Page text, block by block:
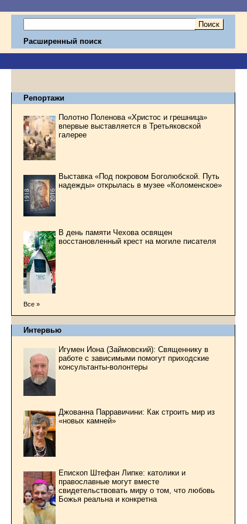
Расширенный поиск
Репортажи
Полотно Поленова «Христос и грешница»
впервые выставляется в Третьяковской
галерее
Выставка «Под покровом Боголюбской. Путь
надежды» открылась в музее «Коломенское»
В день памяти Чехова освящен
восстановленный крест на могиле писателя
Все »
Интервью
Игумен Иона (Займовский): Священнику в
работе с зависимыми помогут приходские
консультанты-волонтеры
Джованна Парравичини: Как строить мир из
«новых камней»
Епископ Штефан Липке: католики и
православные могут вместе
свидетельствовать миру о том, что любовь
Божья реальна и конкретна